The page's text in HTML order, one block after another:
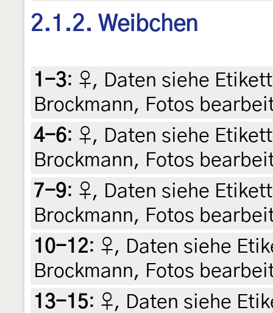
2.1.2. Weibchen
1-3: ♀, Daten siehe
Brockmann, Fotos
4-6: ♀, Daten siehe
Brockmann, Fotos
7-9: ♀, Daten siehe
Brockmann, Fotos
10-12: ♀, Daten siehe
Brockmann, Fotos
13-15: ♀, Daten siehe